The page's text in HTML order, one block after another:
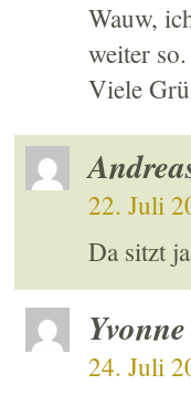
Wauw,
weiter so.
Viele
22. Juli
Da sitzt
Yvonne
24. Juli